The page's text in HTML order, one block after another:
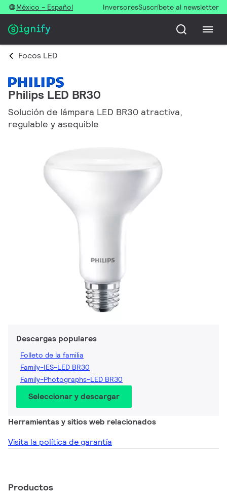
México - Español InversoresSuscríbete al newsletter
Focos LED
Philips LED BR30
Solución de lámpara LED BR30 atractiva,
regulable y asequible
Descargas populares
Folleto de la familia
Family-IES-LED BR30
Family-Photographs-LED BR30
Seleccionar y descargar
Herramientas y sitios web relacionados
Visita la política de garantía
Productos